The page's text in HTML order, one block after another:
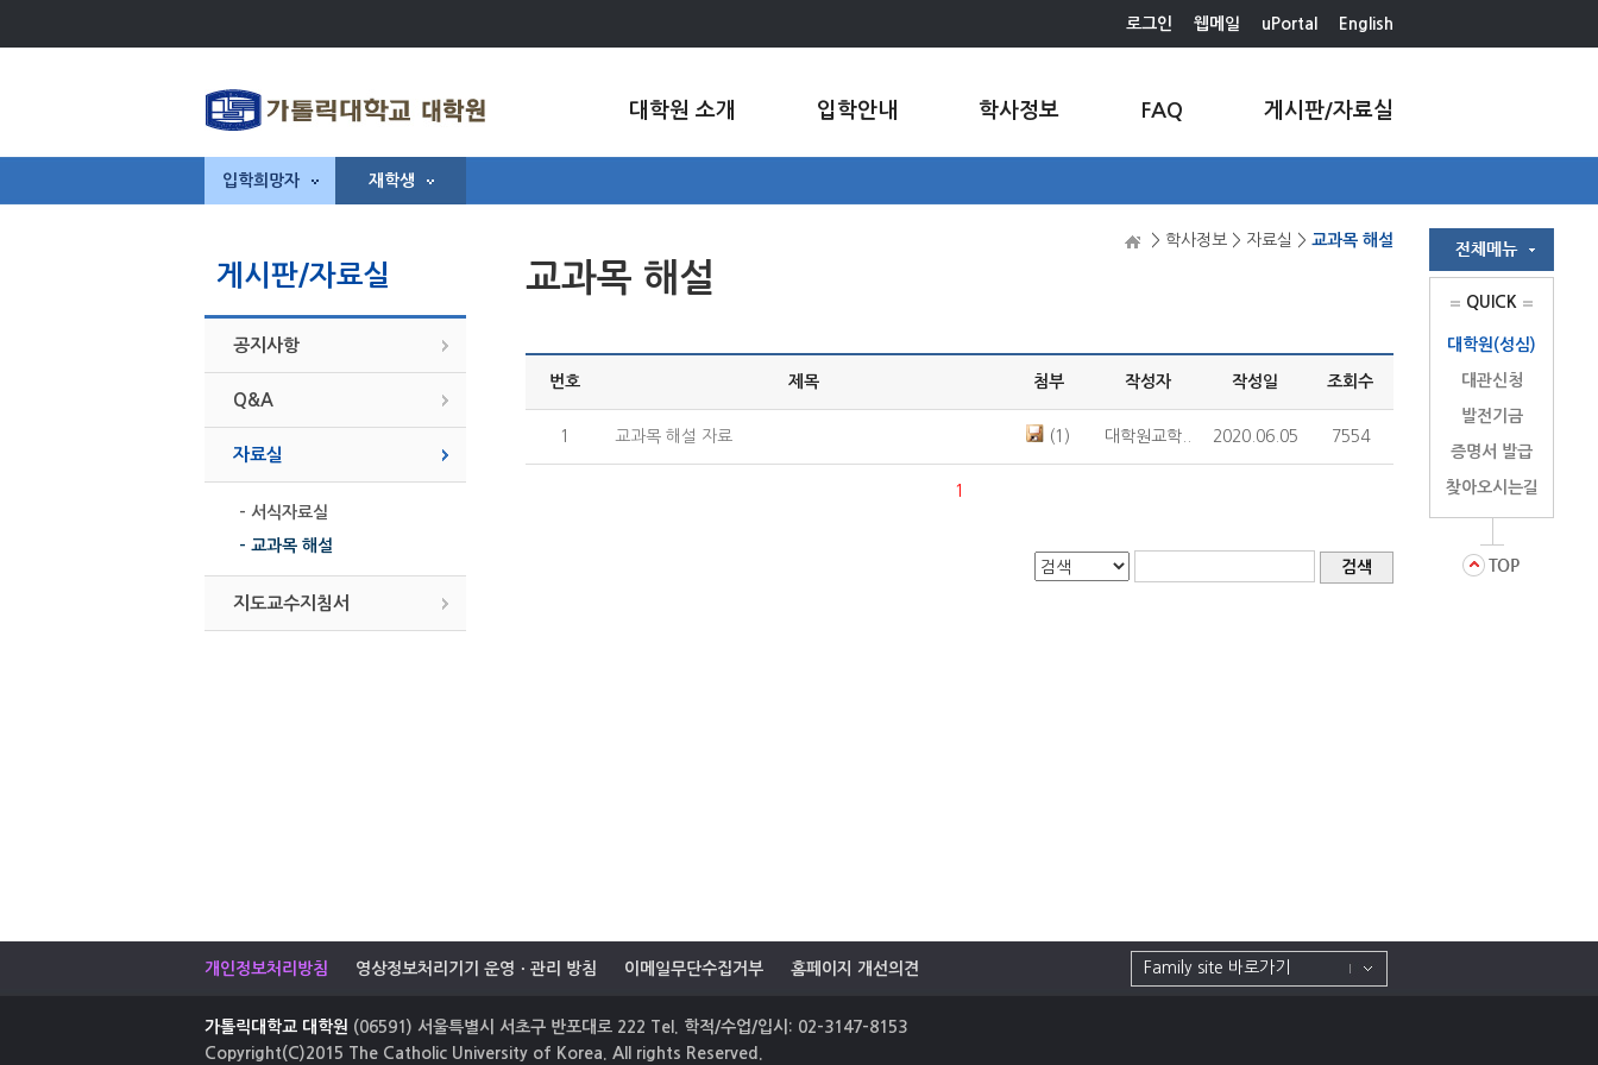
로그인 웹메일 uPortal English
대학원 소개 입학안내 학사정보 FAQ 게시판/자료실
입학희망자 재학생
게시판/자료실
공지사항
Q&A
자료실
- 서식자료실
- 교과목 해설
지도교수지침서
> 학사정보 > 자료실 > 교과목 해설
교과목 해설
번호 제목 첨부 작성자 작성일 조회수
1 교과목 해설 자료 (1) 대학원교학.. 2020.06.05 7554
1
검색
개인정보처리방침 영상정보처리기기 운영ㆍ관리 방침 이메일무단수집거부 홈페이지 개선의견 Family site 바로가기
가톨릭대학교 대학원 (06591) 서울특별시 서초구 반포대로 222 Tel. 학적/수업/입시: 02-3147-8153
Copyright(C)2015 The Catholic University of Korea. All rights Reserved.
QUICK
대학원(성심)
대관신청
발전기금
증명서 발급
찾아오시는길